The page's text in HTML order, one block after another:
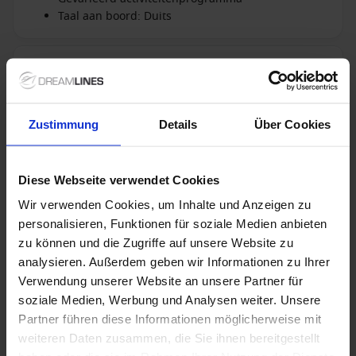
Zustimmung Details Über Cookies
Diese Webseite verwendet Cookies
Wir verwenden Cookies, um Inhalte und Anzeigen zu
personalisieren, Funktionen für soziale Medien anbieten
zu können und die Zugriffe auf unsere Website zu
analysieren. Außerdem geben wir Informationen zu Ihrer
Verwendung unserer Website an unsere Partner für
soziale Medien, Werbung und Analysen weiter. Unsere
Partner führen diese Informationen möglicherweise mit
weiteren Daten zusammen, die Sie ihnen bereitgestellt
Taal aan boord: Duits
alles
+ All Inclusive toevoegen
Verdere informatie
Optionele diensten
Niet inbegrepen diensten
1 / 44